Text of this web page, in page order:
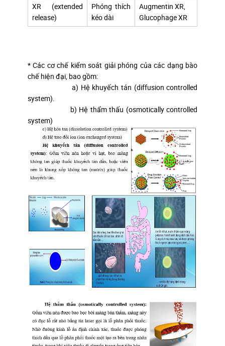
XR (extended
release)
Phóng thích
kéo dài
Augmentin XR,
Glucophage XR
* Các cơ chế kiểm soát giải phóng của các dạng bào
chế hiện đại, bao gồm:
a) Hệ khuyếch tán (diffusion controlled
system).
b) Hệ thẩm thấu (osmotically controlled
system)